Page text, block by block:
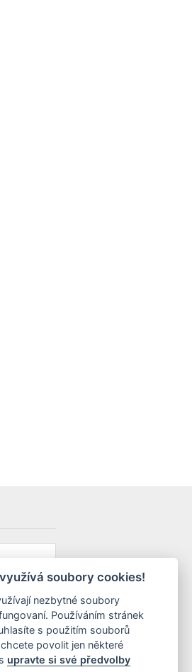
soubory cookies!
nezbytné soubory
Používáním stránek
s použitím souborů
povolit jen některé
upravte si své předvolby